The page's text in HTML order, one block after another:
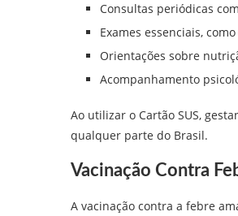
Consultas periódicas
Exames essenciais,
Orientações sobre
Acompanhamento
Ao utilizar o Cartão SUS,
qualquer parte do Brasil.
Vacinação Contra
A vacinação contra a febre